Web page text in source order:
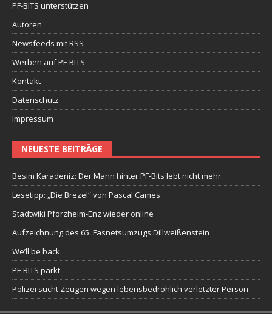
PF-BITS unterstützen
Autoren
Newsfeeds mit RSS
Werben auf PF-BITS
Kontakt
Datenschutz
Impressum
NEUESTE BEITRÄGE
Besim Karadeniz: Der Mann hinter PF-Bits lebt nicht mehr
Lesetipp: „Die Brezel“ von Pascal Cames
Stadtwiki Pforzheim-Enz wieder online
Aufzeichnung des 65. Fasnetsumzugs Dillweißenstein
We’ll be back.
PF-BITS parkt
Polizei sucht Zeugen wegen lebensbedrohlich verletzter Person